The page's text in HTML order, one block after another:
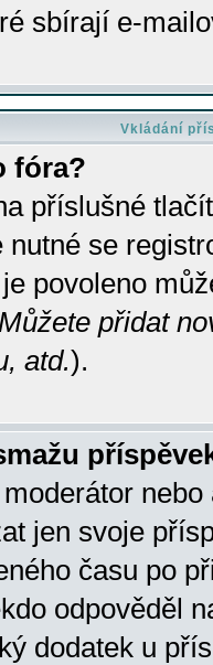
sbírají e-
Vkládání
fóra?
příslušné
se
povoleno
Můžete přidat
atd.).
jen svoje
času po
odpověděl
dodatek u